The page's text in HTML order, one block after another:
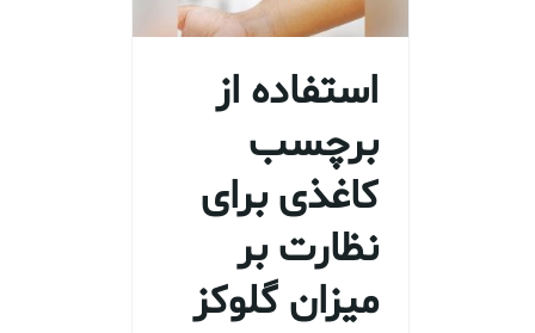
استفاده از
برچسب
کاغذی برای
نظارت بر
میزان گلوکز